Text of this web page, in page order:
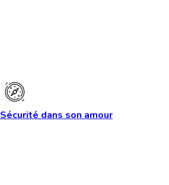
Sécurité dans son amour